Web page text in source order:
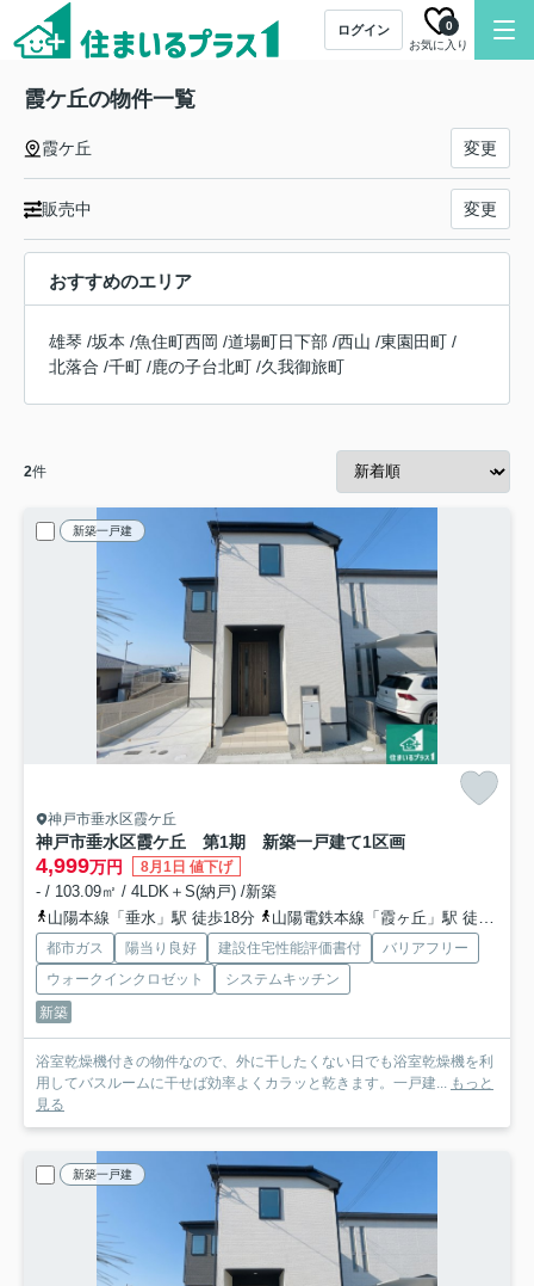
ログイン
お気に入り
0
霞ケ丘の物件一覧
霞ケ丘 変更
販売中 変更
おすすめのエリア
雄琴 /坂本 /魚住町西岡 /道場町日下部 /西山 /東園田町 /
北落合 /千町 /鹿の子台北町 /久我御旅町
2件
新築一戸建
神戸市垂水区霞ケ丘
神戸市垂水区霞ケ丘 第1期 新築一戸建て1区画
4,999万円 8月1日 値下げ
- / 103.09㎡ / 4LDK＋S(納戸) /新築
山陽本線「垂水」駅 徒歩18分
山陽電鉄本線「霞ヶ丘」駅 徒歩15分
都市ガス 陽当り良好 建設住宅性能評価書付
バリアフリー
ウォークインクロゼット
システムキッチン
新築
浴室乾燥機付きの物件なので、外に干したくない日でも浴室乾燥機を利
用してバスルームに干せば効率よくカラッと乾きます。一戸建... もっと
見る
新築一戸建